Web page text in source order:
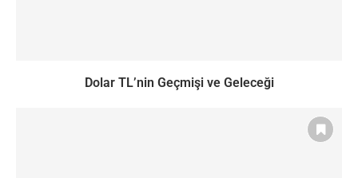
Dolar TL’nin Geçmişi ve Geleceği